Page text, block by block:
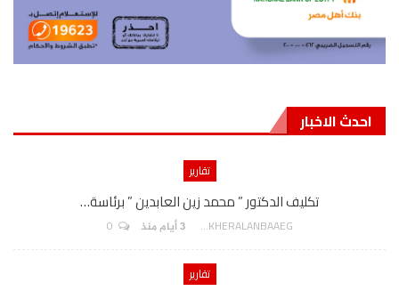
احدث الاخبار
تقارير
تكليف الدكتور ” محمد زين العابدين ” برئاسة…
AKHERALANBAAEG 3 أيام منذ
تقارير